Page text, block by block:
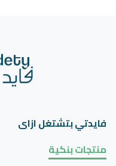
فايدتي بتشتغل ازاى
منتجات بنكية